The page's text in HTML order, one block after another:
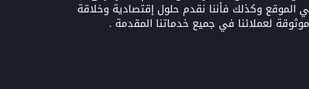
الموقع وكذلك فأننا نقدم حلول إقتصادية وخلاقة
لعملائنا في جميع خدماتنا المقدمة .